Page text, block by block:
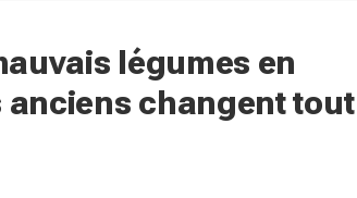
légumes en
anciens changent tout